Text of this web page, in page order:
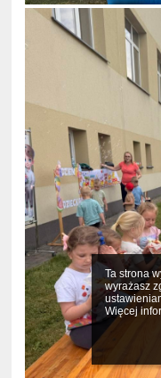
Ta strona
wyrażasz
Więcej